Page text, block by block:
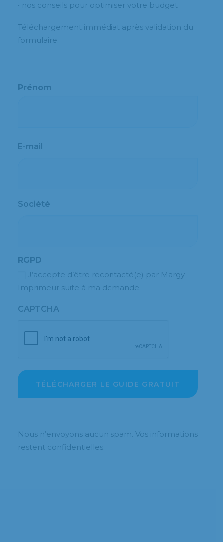
• nos conseils pour optimiser votre budget
Téléchargement immédiat après validation du
formulaire.
Prénom
E-mail
Société
RGPD
J’accepte d’être recontacté(e) par Margy
Imprimeur suite à ma demande.
CAPTCHA
Nous n’envoyons aucun spam. Vos informations
restent confidentielles.